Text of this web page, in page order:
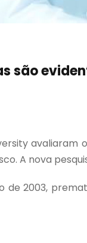
são
A nova
de 2003,